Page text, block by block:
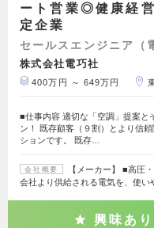
ート営業◎健康経
定企業
セールスエンジニア（
株式会社電巧社
400万円 ～ 649万円
■仕事内容 適切な「空調」提案と
ン！ 既存顧客（９割）とより信
ションです。 既存…
会社概要
【メーカー】 ■高圧
会社より供給される電気を、使い
興味あり